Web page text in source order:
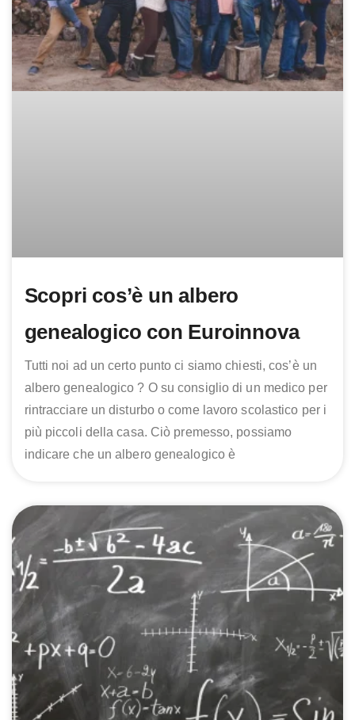
Scopri cos’è un albero
genealogico con Euroinnova
Tutti noi ad un certo punto ci siamo chiesti, cos’è un
albero genealogico ? O su consiglio di un medico per
rintracciare un disturbo o come lavoro scolastico per i
più piccoli della casa. Ciò premesso, possiamo
indicare che un albero genealogico è